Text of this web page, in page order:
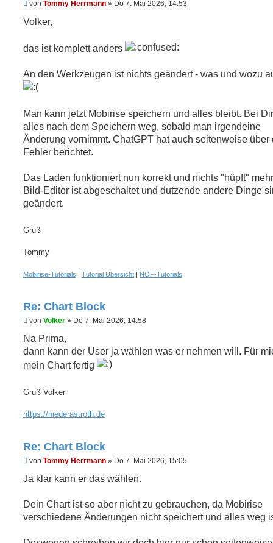
U
g
e
s
n
e
r
i
t
r
a
g
von Tommy Herrmann » Do 7. Mai 2026, 14:53
Volker,
das ist komplett anders
An den Werkzeugen ist nichts geändert - was und wozu
Man kann jetzt Mobirise speichern und alles bleibt. Bei
alles nach dem Speichern weg, sobald man irgendeine
Änderung vornimmt. ChatGPT hat auch seitenweise über
Fehler berichtet.
Das Laden funktioniert nun korrekt und nichts "hüpft"
Bild-Editor ist abgeschaltet und dutzende andere Dinge
geändert.
Gruß
Tommy
Mobirise-Tutorials | Tutorial Übersicht | NOF-Tutorials
Re: Chart Block
U
g
e
l
e
s
n
e
B
r
g
von Volker » Do 7. Mai 2026, 14:58
Na Prima,
dann kann der User ja wählen was er nehmen will. Für
mein Chart fertig
Gruß Volker
https://niederastroth.de
Re: Chart Block
U
g
e
e
e
von Tommy Herrmann » Do 7. Mai 2026, 15:05
Ja klar kann er das wählen.
Dein Chart ist so aber nicht zu gebrauchen, da Mobirise
verschiedene Änderungen nicht speichert und alles weg